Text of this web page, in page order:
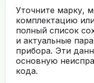
Уточните марку,
комплектацию
полный список
и актуальные
прибора. Эти
основную
кода.